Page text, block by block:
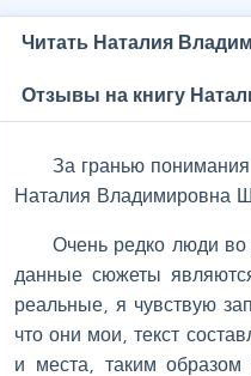
Читать Наталия
Отзывы на книгу
За гранью понимания
Наталия Владимировна
Очень редко люди во
данные сюжеты
реальные, я чувствую
что они мои, текст
и места, таким образом